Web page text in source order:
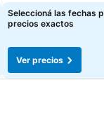
Ver precios
Seleccioná las fechas
precios exactos
Ver precios